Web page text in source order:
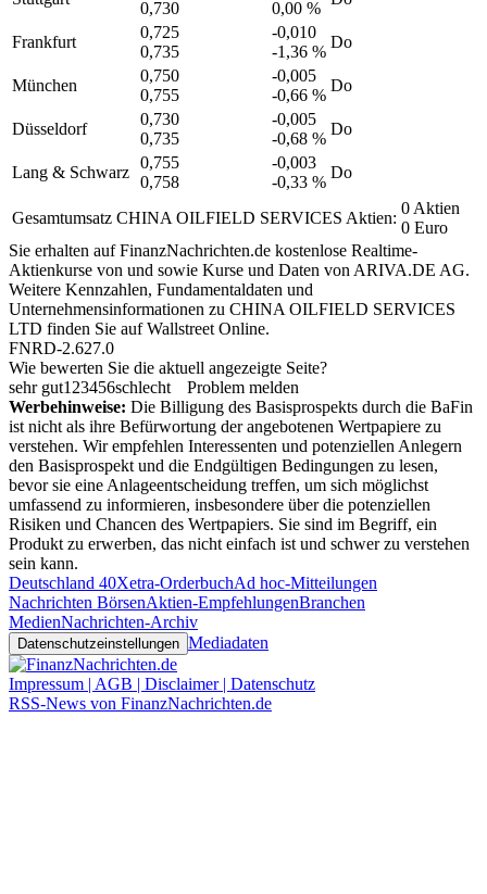
0,730 0,00 %
Frankfurt
0,725
0,735
-0,010
-1,36 %
Do
München
0,750
0,755
-0,005
-0,66 %
Do
Düsseldorf
0,730
0,735
-0,005
-0,68 %
Do
Lang & Schwarz
0,755
0,758
-0,003
-0,33 %
Do
Gesamtumsatz CHINA OILFIELD SERVICES Aktien:
0 Aktien
0 Euro
Sie erhalten auf FinanzNachrichten.de kostenlose Realtime-
Aktienkurse von und sowie Kurse und Daten von ARIVA.DE AG.
Weitere Kennzahlen, Fundamentaldaten und
Unternehmensinformationen zu CHINA OILFIELD SERVICES
LTD finden Sie aufWallstreet Online.
FNRD-2.627.0
Wie bewerten Sie die aktuell angezeigte Seite?
sehr gut1 23456schlecht
Problem melden
Werbehinweise: Die Billigung des Basisprospekts durch die BaFin
ist nicht als ihre Befürwortung der angebotenen Wertpapiere zu
verstehen. Wir empfehlen Interessenten und potenziellen Anlegern
den Basisprospekt und die Endgültigen Bedingungen zu lesen,
bevor sie eine Anlageentscheidung treffen, um sich möglichst
umfassend zu informieren, insbesondere über die potenziellen
Risiken und Chancen des Wertpapiers. Sie sind im Begriff, ein
Produkt zu erwerben, das nicht einfach ist und schwer zu verstehen
sein kann.
Deutschland 40Xetra-OrderbuchAd hoc-Mitteilungen
Nachrichten BörsenAktien-EmpfehlungenBranchen
MedienNachrichten-Archiv
Datenschutzeinstellungen Mediadaten
Impressum | AGB | Disclaimer | Datenschutz
RSS-News von FinanzNachrichten.de